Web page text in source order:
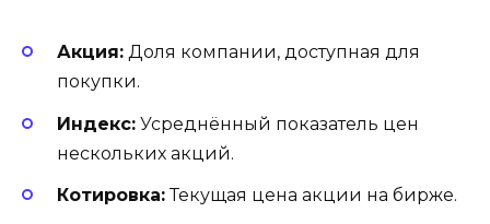
Акция: Доля компании, доступная для
покупки.
Индекс: Усреднённый показатель цен
нескольких акций.
Котировка:Текущая цена акции на бирже.